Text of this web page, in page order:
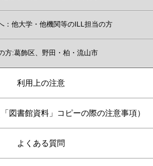
：他大学・他機関等のILL担当の方
方:葛飾区、野田・柏・流山市
利用上の注意
図書館資料」コピーの際の注意事項）
よくある質問